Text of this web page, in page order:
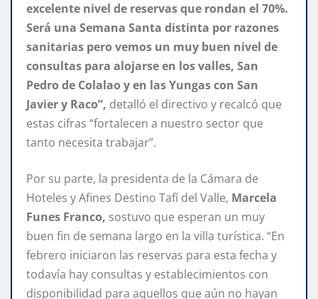
excelente nivel de reservas que rondan el 70%.
Será una Semana Santa distinta por razones
sanitarias pero vemos un muy buen nivel de
consultas para alojarse en los valles, San
Pedro de Colalao y en las Yungas con San
Javier y Raco”, detalló el directivo y recalcó que
estas cifras “fortalecen a nuestro sector que
tanto necesita trabajar”.
Por su parte, la presidenta de la Cámara de
Hoteles y Afines Destino Tafí del Valle, Marcela
Funes Franco, sostuvo que esperan un muy
buen fin de semana largo en la villa turística. “En
febrero iniciaron las reservas para esta fecha y
todavía hay consultas y establecimientos con
disponibilidad para aquellos que aún no hayan